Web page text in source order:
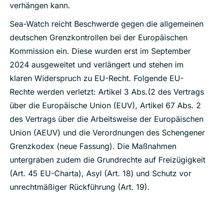
verhängen kann.
Sea-Watch reicht Beschwerde gegen die allgemeinen
deutschen Grenzkontrollen bei der Europäischen
Kommission ein. Diese wurden erst im September
2024 ausgeweitet und verlängert und stehen im
klaren Widerspruch zu EU-Recht. Folgende EU-
Rechte werden verletzt: Artikel 3 Abs.(2 des Vertrags
über die Europäische Union (EUV), Artikel 67 Abs. 2
des Vertrags über die Arbeitsweise der Europäischen
Union (AEUV) und die Verordnungen des Schengener
Grenzkodex (neue Fassung). Die Maßnahmen
untergraben zudem die Grundrechte auf Freizügigkeit
(Art. 45 EU-Charta), Asyl (Art. 18) und Schutz vor
unrechtmäßiger Rückführung (Art. 19).